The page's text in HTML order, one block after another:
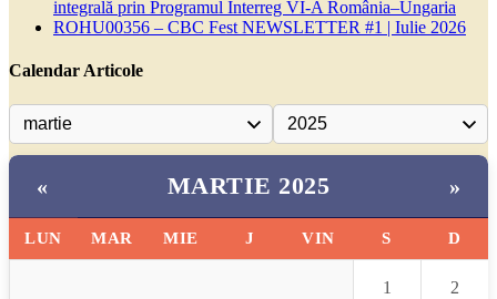
integrală prin Programul Interreg VI-A România–Ungaria
ROHU00356 – CBC Fest NEWSLETTER #1 | Iulie 2026
Calendar Articole
« MARTIE 2025 »
LUN MAR MIE J VIN S D
1 2